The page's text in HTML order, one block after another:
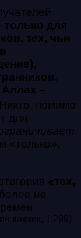
для
тех, чьи
–
помимо
для
«только».
«тех,
более не
хакаик, 1:299)